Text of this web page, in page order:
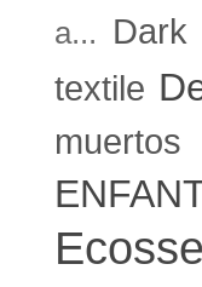
a... Dark
textile
muertos
Ecosse